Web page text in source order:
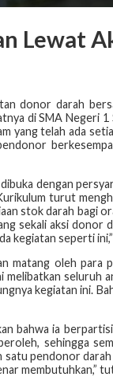
Lewat
donor darah
di SMA Negeri
yang telah ada
dengan
turut
stok darah bagi
sekali aksi
kegiatan seperti
matang oleh para
seluruh
kegiatan ini.
bahwa ia
sehingga
satu pendonor
membutuhkan,”